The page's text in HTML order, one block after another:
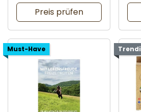
Preis prüfen
Must-Have